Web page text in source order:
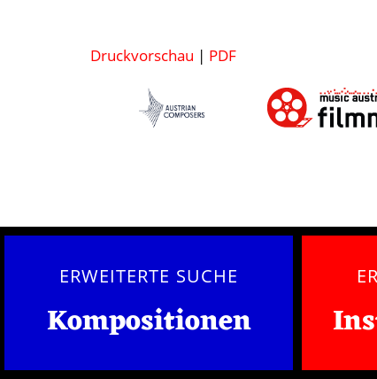
Druckvorschau | PDF
ERWEITERTE SUCHE
Kompositionen